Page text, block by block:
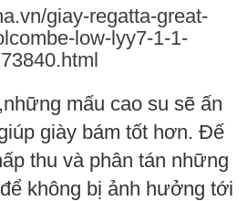
giay-regatta-great-
low-lyy7-1-1-
mấu cao su sẽ ấn
giày bám tốt hơn. Đế
thu và phân tán những
không bị ảnh hưởng tới